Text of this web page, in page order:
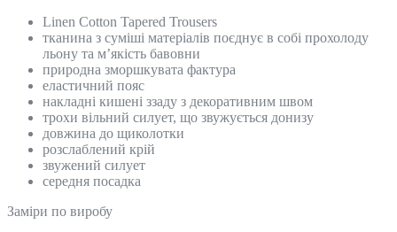
Linen Cotton Tapered Trousers
тканина з суміші матеріалів поєднує в собі прохолоду
льону та м’якість бавовни
природна зморшкувата фактура
еластичний пояс
накладні кишені ззаду з декоративним швом
трохи вільний силует, що звужується донизу
довжина до щиколотки
розслаблений крій
звужений силует
середня посадка
Замiри по виробу